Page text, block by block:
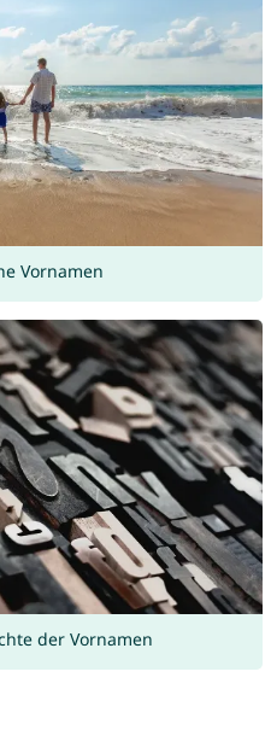
Vornamen
der Vornamen